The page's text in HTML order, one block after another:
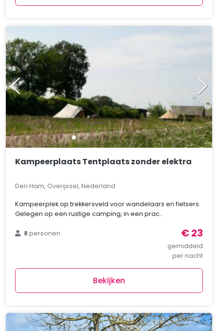
Kampeerplaats Tentplaats zonder elektra
Den Ham, Overijssel, Nederland
Kampeerplek op trekkersveld voor wandelaars en fietsers.
Gelegen op een rustige camping, in een prac..
8personen € 23
gemiddeld
per nacht
Bekijken